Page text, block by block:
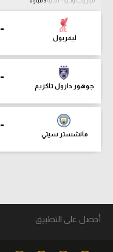
-
ليفربول
-
جوهور دارول تاكزيم
-
مانشستر سيتي
أحصل على التطبيق